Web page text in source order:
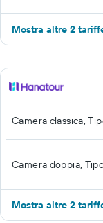
Mostra altre 2
Camera classica,
Camera doppia,
Mostra altre 2